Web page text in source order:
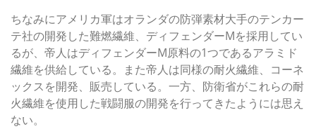
ちなみにアメリカ軍はオランダの防弾素材大手のテンカー
テ社の開発した難燃繊維、ディフェンダーMを採用してい
るが、帝人はディフェンダーM原料の1つであるアラミド
繊維を供給している。また帝人は同様の耐火繊維、コーネ
ックスを開発、販売している。一方、防衛省がこれらの耐
火繊維を使用した戦闘服の開発を行ってきたようには思え
ない。